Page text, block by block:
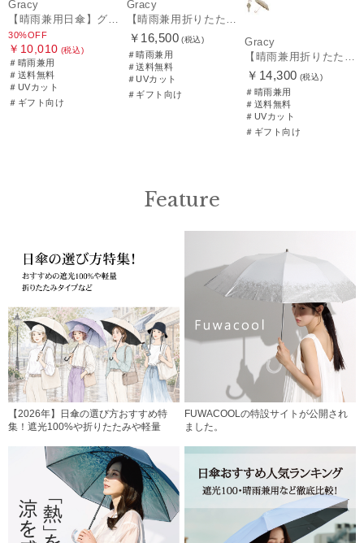
Gracy
30%OFF
￥10,010 (税込)
＃晴雨兼用
＃送料無料
＃UVカット
＃ギフト向け
Gracy
￥16,500 (税込)
＃晴雨兼用
＃送料無料
＃UVカット
＃ギフト向け
Gracy
￥14,300 (税込)
＃晴雨兼用
＃送料無料
＃UVカット
＃ギフト向け
Feature
【2026年】日傘の選び方おすすめ特
集！遮光100%や折りたたみや軽量
FUWACOOLの特設サイトが公開され
ました。